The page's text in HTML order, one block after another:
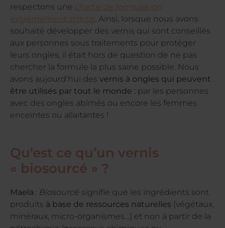
respectons une charte de formulation
extrêmement stricte . Ainsi, lorsque nous avons
souhaité développer des vernis qui sont conseillés
aux personnes sous traitements pour protéger
leurs ongles, il était hors de question de ne pas
chercher la formule la plus saine possible. Nous
avons aujourd’hui des vernis à ongles qui peuvent
être utilisés par tout le monde : par les personnes
avec des ongles abîmés ou encore les femmes
enceintes ou allaitantes !
Qu’est ce qu’un vernis
« biosourcé » ?
Maela : Biosourcé signifie que les ingrédients sont
produits à base de ressources naturelles (végétaux,
minéraux, micro-organismes…) et non à partir de la